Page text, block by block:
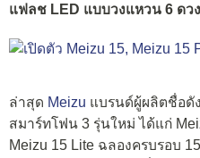
แฟลช LED แบบวงแหวน 6 ดว
ล่าสุด Meizu แบรนด์ผู้ผลิตชื่อดั
สมาร์ทโฟน 3 รุ่นใหม่ ได้แก่
Meizu 15 Lite ฉลองครบรอบ